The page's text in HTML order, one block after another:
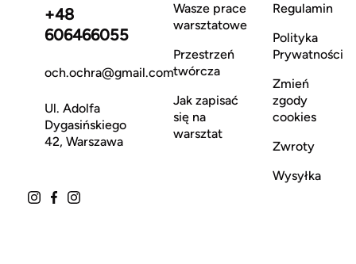
+48
606466055
och.ochra@gmail.com
Ul. Adolfa
Dygasińskiego
42, Warszawa
Wasze prace
warsztatowe
Przestrzeń
twórcza
Jak zapisać
się na
warsztat
Regulamin
Polityka
Prywatności
Zmień
zgody
cookies
Zwroty
Wysyłka